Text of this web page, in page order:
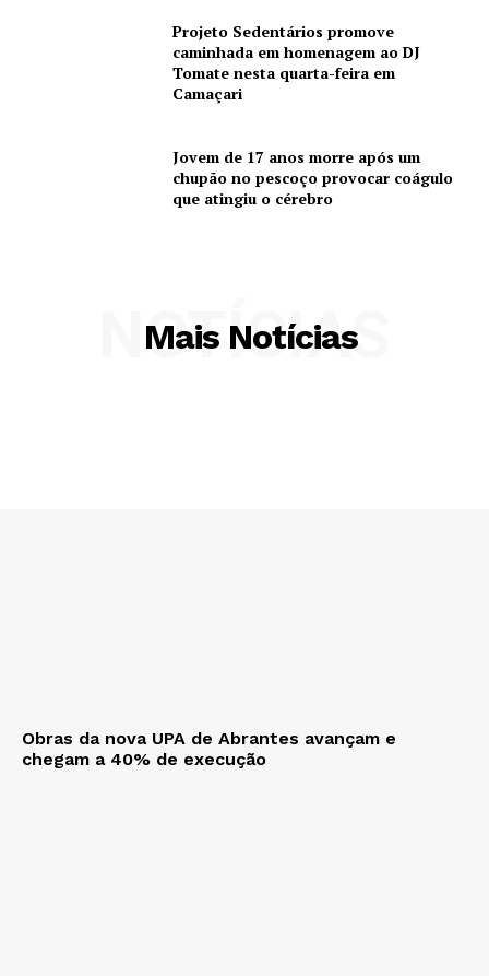
Projeto Sedentários promove
caminhada em homenagem ao DJ
Tomate nesta quarta-feira em
Camaçari
Jovem de 17 anos morre após um
chupão no pescoço provocar coágulo
que atingiu o cérebro
Mais Notícias
NOTÍCIAS
Obras da nova UPA de Abrantes avançam e
chegam a 40% de execução